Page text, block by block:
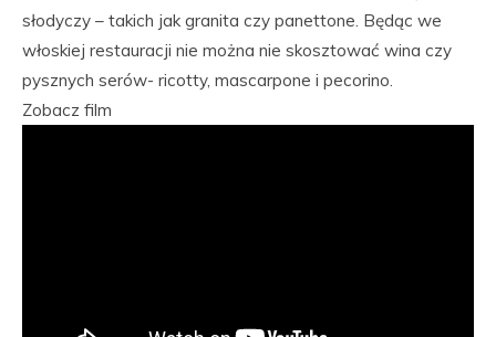
słodyczy – takich jak granita czy panettone. Będąc we
włoskiej restauracji nie można nie skosztować wina czy
pysznych serów- ricotty, mascarpone i pecorino.
Zobacz film